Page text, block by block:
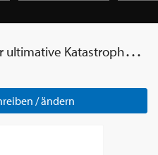
Katastrophenfilm
/ ändern